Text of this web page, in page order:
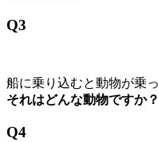
Q3
船に乗り込むと動物が乗
それはどんな動物ですか？
Q4